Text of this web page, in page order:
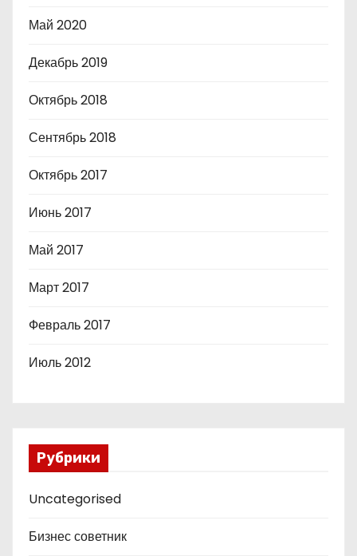
Май 2020
Декабрь 2019
Октябрь 2018
Сентябрь 2018
Октябрь 2017
Июнь 2017
Май 2017
Март 2017
Февраль 2017
Июль 2012
Рубрики
Uncategorised
Бизнес советник